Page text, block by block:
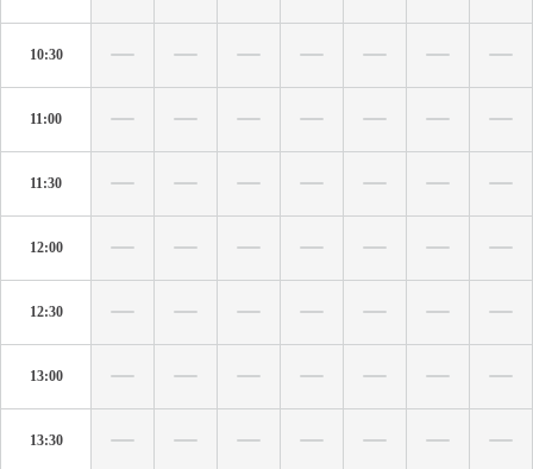
10:30
11:00
11:30
12:00
12:30
13:00
13:30